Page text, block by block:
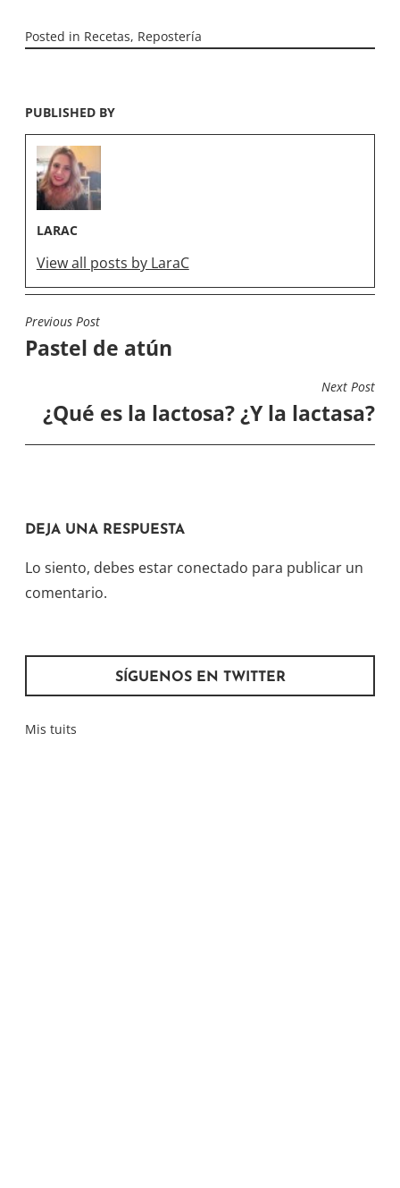
Posted in Recetas, Repostería
PUBLISHED BY
LARAC
View all posts by LaraC
NAVEGACIÓN
DE
Previous Post
Pastel de atún
Next Post
¿Qué es la lactosa? ¿Y la lactasa?
DEJA UNA RESPUESTA
Lo siento, debes estar conectado para publicar un
comentario.
SÍGUENOS EN TWITTER
Mis tuits